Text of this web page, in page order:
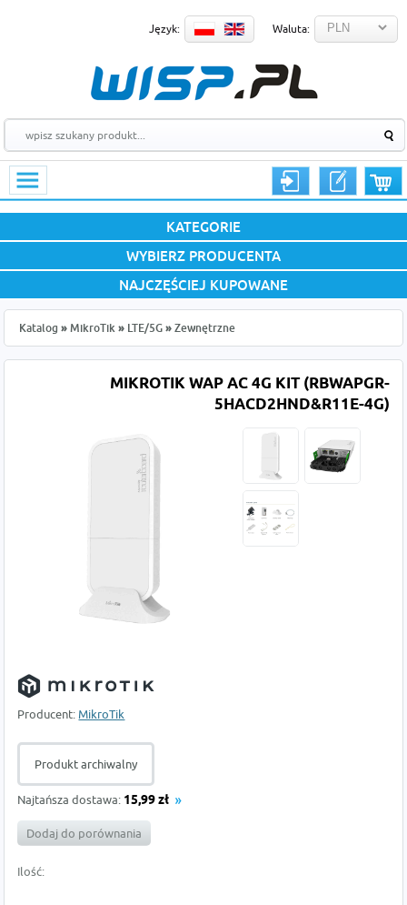
Język: Waluta:
KATEGORIE
WYBIERZ PRODUCENTA
NAJCZĘŚCIEJ KUPOWANE
Katalog » MikroTik » LTE/5G » Zewnętrzne
MIKROTIK WAP AC 4G KIT (RBWAPGR-
5HACD2HND&R11E-4G)
Producent: MikroTik
Produkt archiwalny
Najtańsza dostawa: 15,99 zł
Dodaj do porównania
Ilość: